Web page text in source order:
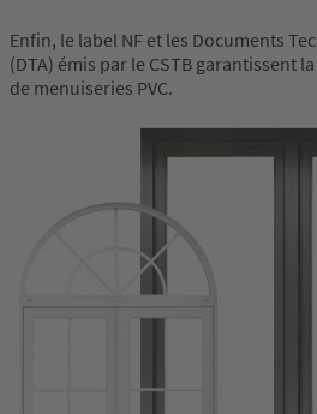
Enfin, le label NF et les Documents
(DTA) émis par le CSTB garantissent
de menuiseries PVC.